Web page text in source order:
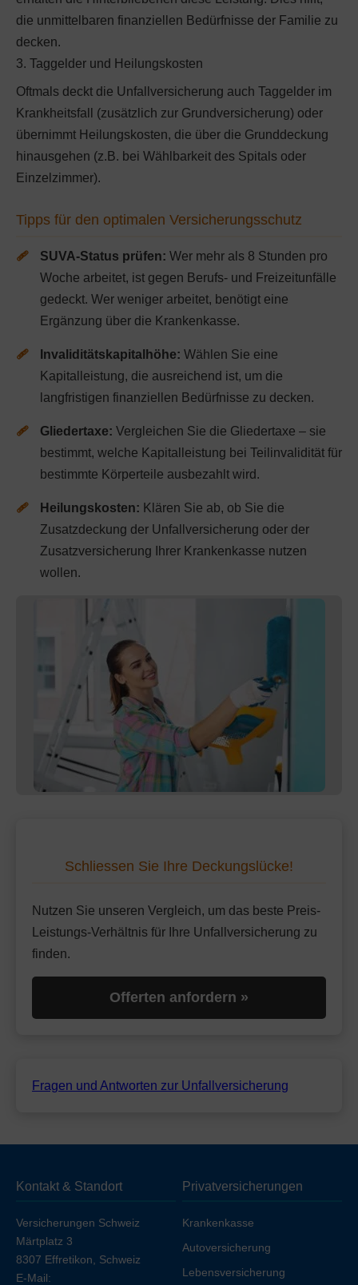
die unmittelbaren finanziellen Bedürfnisse der Familie zu
decken.
3. Taggelder und Heilungskosten
Oftmals deckt die Unfallversicherung auch Taggelder im
Krankheitsfall (zusätzlich zur Grundversicherung) oder
übernimmt Heilungskosten, die über die Grunddeckung
hinausgehen (z.B. bei Wählbarkeit des Spitals oder
Einzelzimmer).
Tipps für den optimalen Versicherungsschutz
SUVA-Status prüfen: Wer mehr als 8 Stunden pro
Woche arbeitet, ist gegen Berufs- und Freizeitunfälle
gedeckt. Wer weniger arbeitet, benötigt eine
Ergänzung über die Krankenkasse.
Invaliditätskapitalhöhe: Wählen Sie eine
Kapitalleistung, die ausreichend ist, um die
langfristigen finanziellen Bedürfnisse zu decken.
Gliedertaxe: Vergleichen Sie die Gliedertaxe – sie
bestimmt, welche Kapitalleistung bei Teilinvalidität für
bestimmte Körperteile ausbezahlt wird.
Heilungskosten: Klären Sie ab, ob Sie die
Zusatzdeckung der Unfallversicherung oder der
Zusatzversicherung Ihrer Krankenkasse nutzen
wollen.
Schliessen Sie Ihre Deckungslücke!
Nutzen Sie unseren Vergleich, um das beste Preis-
Leistungs-Verhältnis für Ihre Unfallversicherung zu
finden.
Offerten anfordern »
Fragen und Antworten zur Unfallversicherung
Kontakt & Standort
Versicherungen Schweiz
Märtplatz 3
8307 Effretikon, Schweiz
E-Mail:
Privatversicherungen
Krankenkasse
Autoversicherung
Lebensversicherung